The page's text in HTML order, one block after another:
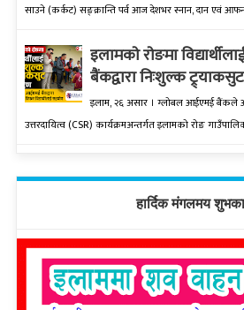
साउने (कर्कट) सङ्क्रान्ति पर्व आज देशभर स्नान, दान एवं
इलामकाे राेङमा
बैंकद्वारा निःशुल्क
इलाम, २६ असार । ग्लोबल आईएमई बैंकले
उत्तरदायित्व (CSR) कार्यक्रमअन्तर्गत इलामको रोङ
हार्दिक मंगलमय